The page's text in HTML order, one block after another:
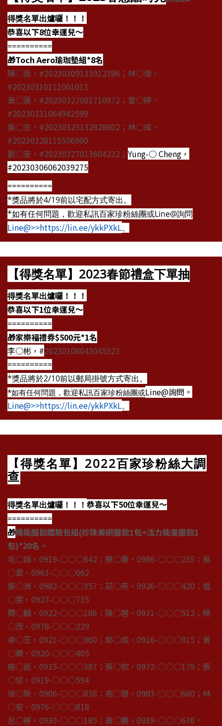
得獎名單出爐囉！！！
恭喜以下8位幸運兒～
==========
🎁Toch Aero瑜珈墊組*8名
陳○良，#20230309135912386；林○億，
#20230310111001013
黃○蓮，#20230327081710972；曾○婷，
#20230331064942599
吳○志，#20230325132828802；林○成，
#20230328115556900
劉○安，#20230327013604232； Yung-○ Cheng，
#20230306062039275
==========
*獎品將於4/19前以宅配方式寄出。
*如有任何問題，歡迎私訊百家珍粉絲團或Line@詢問
Line@>>https://lin.ee/ykkPXkL。
【得獎名單】2023春節禮盒下單抽
得獎名單出爐囉！！！
恭喜以下1位幸運兒～
==========
🎁家樂福禮券$500元*1名
李○彬，#20230108043045323
==========
*獎品將於2/10前以郵局掛號方式寄出。
*如有任何問題，歡迎私訊百家珍粉絲團或Line@詢問。
Line@>>https://lin.ee/ykkPXkL。
【得獎名單】2022百家珍粉絲大調
查
得獎名單出爐囉！！！ 恭喜以下50位幸運兒～
==========
🎁機能醋飲體驗包組(珍珠美妍醋飲1包+活力能量醋飲1
包)*20名。
毛○娟，0919-○○○642；蔡○惠，0986-○○○235；吳
○君，0963-○○○062
張○洲，0982-○○○357；莊○燕，0926-○○○420；偕
○雯，0927-○○○735
周○麟，0922-○○○186；陳○蓉，0931-○○○512；楊
○茂，0978-○○○229
卓○玉，0921-○○○960；郭○成，0916-○○○915；黃
○綢，0920-○○○405
施○茵，0935-○○○387；張○欽，0972-○○○179；張
○信，0919-○○○594
徐○新，0906-○○○838；高○慧，0983-○○○680；林
○安，0976-○○○818
呂○蒂，0930-○○○185；黃○勝，0939-○○○636。